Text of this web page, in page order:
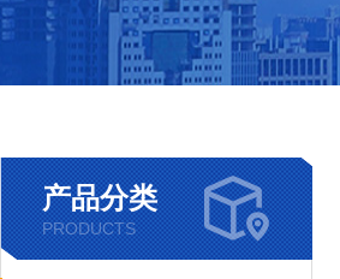
产品分类
PRODUCTS